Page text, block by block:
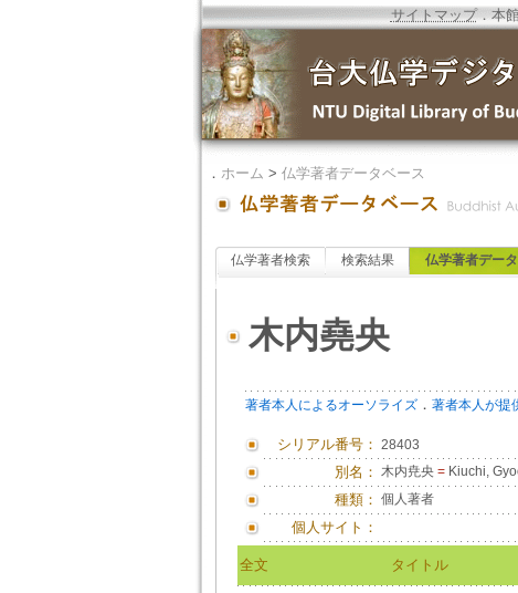
サイトマップ．本
． ホーム > 仏学著者データベース
仏学著者検索 検索結果 仏学著者デー
木内堯央
著者本人によるオーソライズ． 著者本人が提
シリアル番号： 28403
別名： 木内尭央 =Kiuchi,
種類： 個人著者
個人サイト：
全文 タイトル